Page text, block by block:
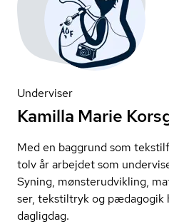
Underviser
Kamilla Marie
Med en baggrund som
tolv år arbejdet som
Syning, møn­ster­ud­vik­ling,
ser, tekstiltryk og pædagogik
dagligdag.